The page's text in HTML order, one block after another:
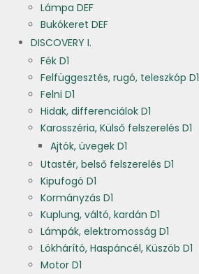
Lámpa DEF
Bukókeret DEF
DISCOVERY I.
Fék D1
Felfüggesztés, rugó, teleszkóp D1
Felni D1
Hidak, differenciálok D1
Karosszéria, Külső felszerelés D1
Ajtók, üvegek D1
Utastér, belső felszerelés D1
Kipufogó D1
Kormányzás D1
Kuplung, váltó, kardán D1
Lámpák, elektromosság D1
Lökhárító, Haspáncél, Küszöb D1
Motor D1